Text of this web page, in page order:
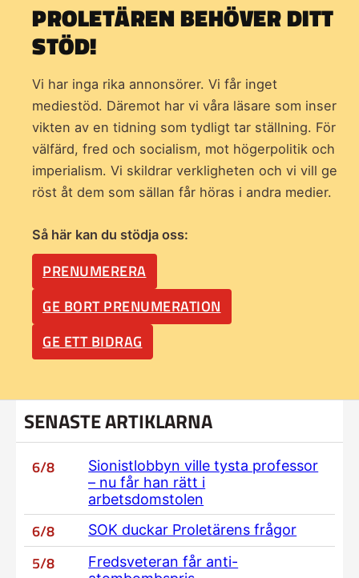
PROLETÄREN BEHÖVER DITT
STÖD!
Vi har inga rika annonsörer. Vi får inget
mediestöd. Däremot har vi våra läsare som inser
vikten av en tidning som tydligt tar ställning. För
välfärd, fred och socialism, mot högerpolitik och
imperialism. Vi skildrar verkligheten och vi vill ge
röst åt dem som sällan får höras i andra medier.
Så här kan du stödja oss:
PRENUMERERA
GE BORT PRENUMERATION
GE ETT BIDRAG
SENASTE ARTIKLARNA
6/8
Sionistlobbyn ville tysta professor
– nu får han rätt i
arbetsdomstolen
6/8 SOK duckar Proletärens frågor
5/8
Fredsveteran får anti-